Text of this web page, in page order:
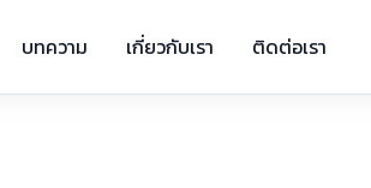
บทความ เกี่ยวกับเรา ติดต่อเรา